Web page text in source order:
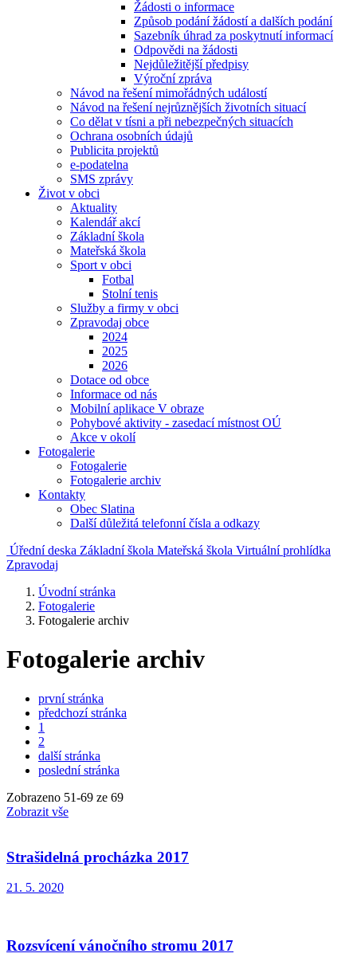
Žádosti o informace
Způsob podání žádostí a dalších podání
Sazebník úhrad za poskytnutí informací
Odpovědi na žádosti
Nejdůležitější předpisy
Výroční zpráva
Návod na řešení mimořádných událostí
Návod na řešení nejrůznějších životních situací
Co dělat v tísni a při nebezpečných situacích
Ochrana osobních údajů
Publicita projektů
e-podatelna
SMS zprávy
Život v obci
Aktuality
Kalendář akcí
Základní škola
Mateřská škola
Sport v obci
Fotbal
Stolní tenis
Služby a firmy v obci
Zpravodaj obce
2024
2025
2026
Dotace od obce
Informace od nás
Mobilní aplikace V obraze
Pohybové aktivity - zasedací místnost OÚ
Akce v okolí
Fotogalerie
Fotogalerie
Fotogalerie archiv
Kontakty
Obec Slatina
Další důležitá telefonní čísla a odkazy
Úřední deska Základní škola Mateřská škola Virtuální prohlídka
Zpravodaj
Úvodní stránka
Fotogalerie
Fotogalerie archiv
Fotogalerie archiv
první stránka
předchozí stránka
1
2
další stránka
poslední stránka
Zobrazeno 51-69 ze 69
Zobrazit vše
Strašidelná procházka 2017
21. 5. 2020
Rozsvícení vánočního stromu 2017